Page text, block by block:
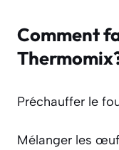
Comment
Préchauffer le
Mélanger les